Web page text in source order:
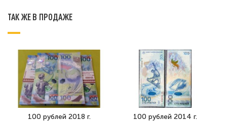
ТАК ЖЕ В ПРОДАЖЕ
100 рублей 2018 г.
100 рублей 2014 г.